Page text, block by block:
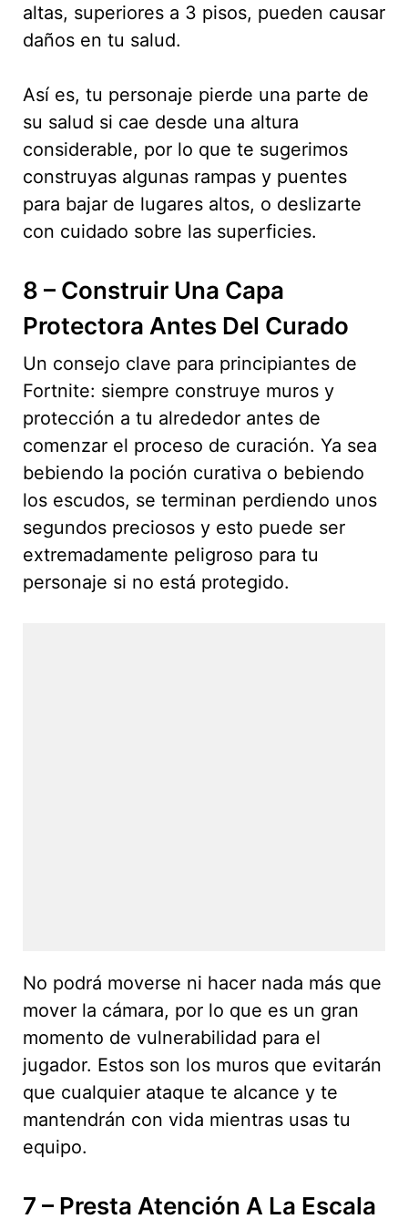
altas, superiores a 3 pisos, pueden causar
daños en tu salud.
Así es, tu personaje pierde una parte de
su salud si cae desde una altura
considerable, por lo que te sugerimos
construyas algunas rampas y puentes
para bajar de lugares altos, o deslizarte
con cuidado sobre las superficies.
8 – Construir Una Capa
Protectora Antes Del Curado
Un consejo clave para principiantes de
Fortnite: siempre construye muros y
protección a tu alrededor antes de
comenzar el proceso de curación. Ya sea
bebiendo la poción curativa o bebiendo
los escudos, se terminan perdiendo unos
segundos preciosos y esto puede ser
extremadamente peligroso para tu
personaje si no está protegido.
No podrá moverse ni hacer nada más que
mover la cámara, por lo que es un gran
momento de vulnerabilidad para el
jugador. Estos son los muros que evitarán
que cualquier ataque te alcance y te
mantendrán con vida mientras usas tu
equipo.
7 – Presta Atención A La Escala